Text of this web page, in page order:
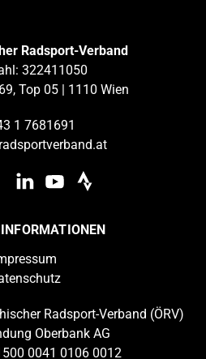
Radsport-Verband
322411050
Top 05 | 1110 Wien
1 7681691
Radsport-Verband (ÖRV)
Oberbank AG
0041 0106 0012